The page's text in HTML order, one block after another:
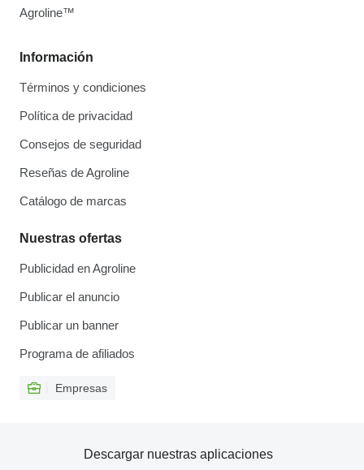
Información
Términos y condiciones
Política de privacidad
Consejos de seguridad
Reseñas de Agroline
Catálogo de marcas
Nuestras ofertas
Publicidad en Agroline
Publicar el anuncio
Publicar un banner
Programa de afiliados
Empresas
Agroline™
Descargar nuestras aplicaciones